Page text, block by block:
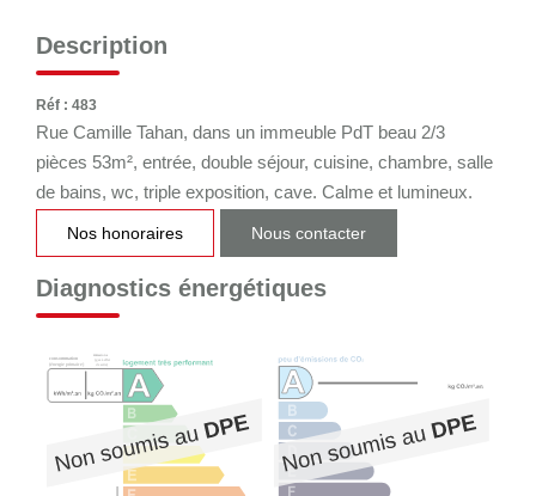
Description
Réf : 483
Rue Camille Tahan, dans un immeuble PdT beau 2/3
pièces 53m², entrée, double séjour, cuisine, chambre, salle
de bains, wc, triple exposition, cave. Calme et lumineux.
Nos honoraires Nous contacter
Diagnostics énergétiques